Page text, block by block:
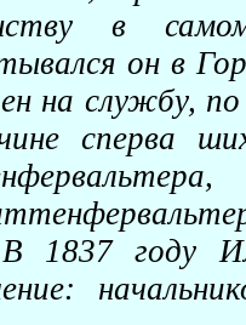
в
он в
на службу,
сперва
1837 году